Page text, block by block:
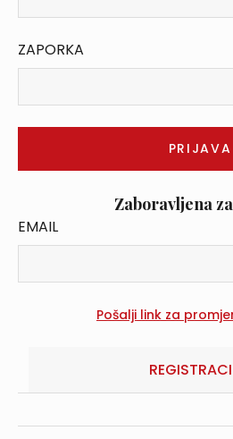
ZAPORKA
Zaboravljena
EMAIL